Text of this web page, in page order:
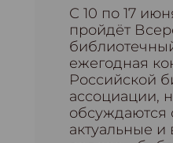
С 10 по 17
пройдёт
ежегодная
Российской
ассоциации,
обсуждаются
актуальные